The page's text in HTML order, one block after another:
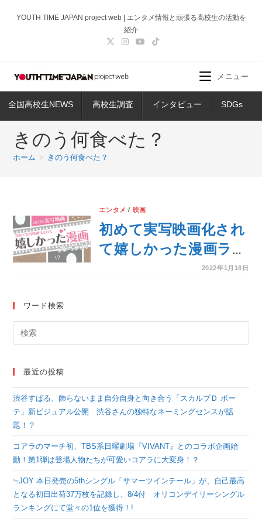
ス
ッ
YOUTH TIME JAPAN project web | エンタメ情報と頑張る高校生の活動を
紹介
全国高校生NEWS 高校生調査 インタビュー SDGs
メニュー
きのう何食べた？
ホーム > きのう何食べた？
エンタメ / 映画
初めて実写映画化され
て嬉しかった漫画ラン
キング！第2位は「東
2022年1月18日
ワード検索
最近の投稿
渋谷すばる、飾らないまま自分自身と向き合う「スカルプＤ ボー
テ」新ビジュアル公開 渋谷さんの独特なネーミングセンスが話
題！？
コアラのマーチ初、TBS系日曜劇場『VIVANT』とのコラボ企画始
動！第1弾は登場人物たちが可愛いコアラに大変身！？
≒JOY 本日発売の5thシングル「サマーツインテール」が、自己最高
となる初日出荷37万枚を記録し、8/4付 オリコンデイリーシングル
ランキングにて堂々の1位を獲得！!